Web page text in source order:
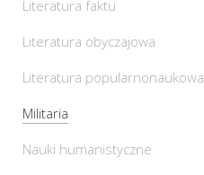
Literatura faktu
Literatura obyczajowa
Literatura popularnonaukowa
Militaria
Nauki humanistyczne